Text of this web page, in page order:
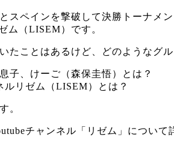
スペインを撃破して決勝トーナメ
ム（LISEM）です。
たことはあるけど、どのような
子、けーご（森保圭悟）とは？
ルリゼム（LISEM）とは？
。
チャンネル「リゼム」につい